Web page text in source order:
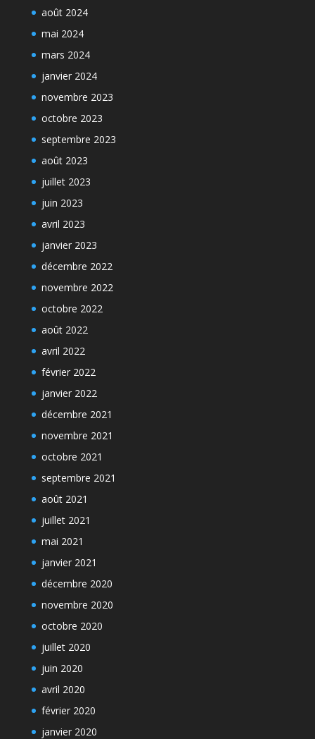
août 2024
mai 2024
mars 2024
janvier 2024
novembre 2023
octobre 2023
septembre 2023
août 2023
juillet 2023
juin 2023
avril 2023
janvier 2023
décembre 2022
novembre 2022
octobre 2022
août 2022
avril 2022
février 2022
janvier 2022
décembre 2021
novembre 2021
octobre 2021
septembre 2021
août 2021
juillet 2021
mai 2021
janvier 2021
décembre 2020
novembre 2020
octobre 2020
juillet 2020
juin 2020
avril 2020
février 2020
janvier 2020